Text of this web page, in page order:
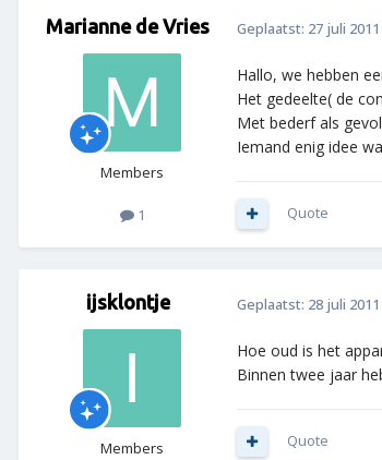
Marianne de Vries
Members
1
Geplaatst: 27 juli 2011
Hallo, we hebben
Het gedeelte( de
Met bederf als
Iemand enig idee
Quote
ijsklontje
Members
Geplaatst: 28 juli 2011
Hoe oud is het
Binnen twee jaar
Quote